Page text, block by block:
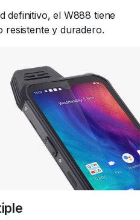
definitivo, el W888 tiene
resistente y duradero.